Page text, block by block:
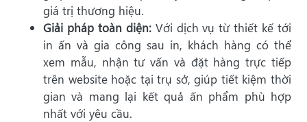
giá trị thương hiệu.
Giải pháp toàn diện: Với dịch vụ từ thiết kế tới
in ấn và gia công sau in, khách hàng có thể
xem mẫu, nhận tư vấn và đặt hàng trực tiếp
trên website hoặc tại trụ sở, giúp tiết kiệm thời
gian và mang lại kết quả ấn phẩm phù hợp
nhất với yêu cầu.